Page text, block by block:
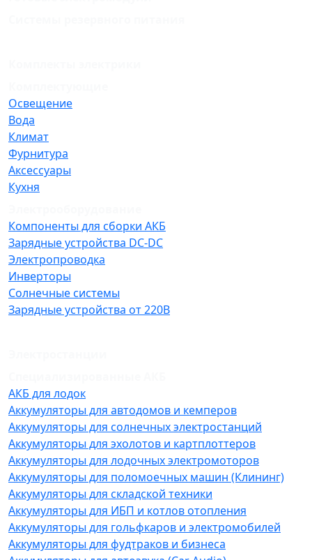
Освещение
Вода
Климат
Фурнитура
Аксессуары
Кухня
Компоненты для сборки АКБ
Зарядные устройства DC-DC
Электропроводка
Инверторы
Солнечные системы
Зарядные устройства от 220В
АКБ для лодок
Аккумуляторы для автодомов и кемперов
Аккумуляторы для солнечных электростанций
Аккумуляторы для эхолотов и картплоттеров
Аккумуляторы для лодочных электромоторов
Аккумуляторы для поломоечных машин (Клининг)
Аккумуляторы для складской техники
Аккумуляторы для ИБП и котлов отопления
Аккумуляторы для гольфкаров и электромобилей
Аккумуляторы для фудтраков и бизнеса